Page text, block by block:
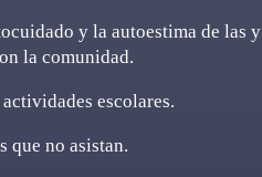
y la autoestima de las y
la comunidad.
escolares.
que no asistan.